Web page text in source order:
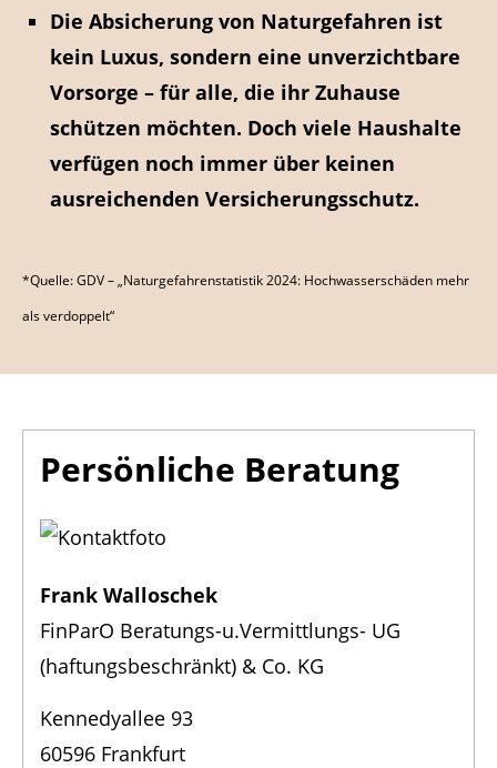
Die Absicherung von Naturgefahren ist
kein Luxus, sondern eine unverzichtbare
Vorsorge – für alle, die ihr Zuhause
schützen möchten. Doch viele Haushalte
verfügen noch immer über keinen
ausreichenden Versicherungsschutz.
*Quelle: GDV – „Naturgefahrenstatistik 2024: Hochwasserschäden mehr
als verdoppelt“
Persönliche Beratung
Frank Walloschek
FinParO Beratungs-u.Vermittlungs- UG
(haftungsbeschränkt) & Co. KG
Kennedyallee 93
60596 Frankfurt